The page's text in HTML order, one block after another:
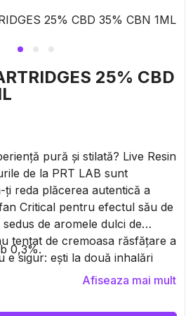
25% CBD
pură și stilată? Live Resin
de la PRT LAB sunt
reda plăcerea autentică a
Critical pentru efectul său de
de aromele dulci de
tentat de cremoasa răsfățare a
e sigur: ești la două inhalări
suspendat. Datorită unei
0,3%.
Afiseaza mai mult